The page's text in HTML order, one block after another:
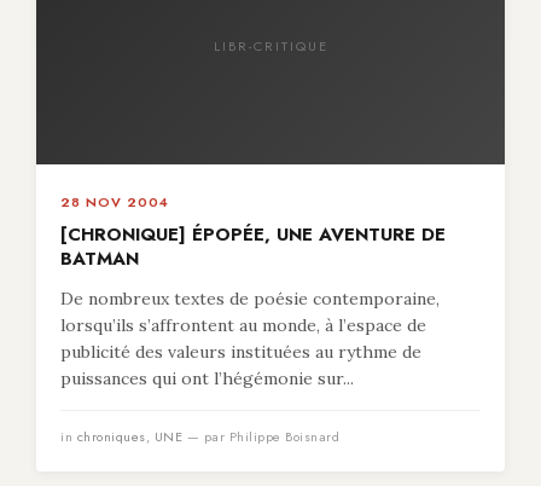
LIBR-CRITIQUE
28 NOV 2004
[CHRONIQUE] ÉPOPÉE, UNE AVENTURE DE
BATMAN
De nombreux textes de poésie contemporaine,
lorsqu’ils s’affrontent au monde, à l’espace de
publicité des valeurs instituées au rythme de
puissances qui ont l’hégémonie sur...
in chroniques, UNE — par Philippe Boisnard